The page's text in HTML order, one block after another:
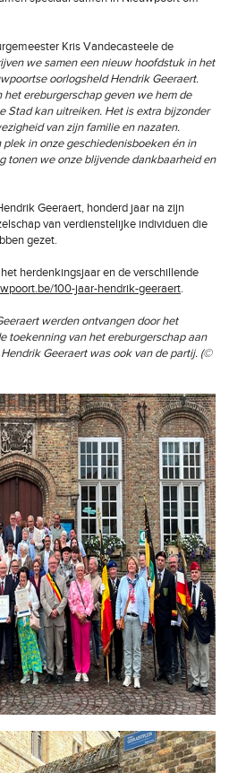
Kris Vandecasteele de
we samen een nieuw hoofdstuk in het
oorlogsheld Hendrik Geeraert.
ereburgerschap geven we hem de
Stad kan uitreiken. Het is extra bijzonder
van zijn familie en nazaten.
in onze geschiedenisboeken én in
tonen we onze blijvende dankbaarheid en
Geeraert, honderd jaar na zijn
van verdienstelijke individuen die
gezet.
herdenkingsjaar en de verschillende
100-jaar-hendrik-geeraert.
werden ontvangen door het
toekenning van het ereburgerschap aan
Geeraert was ook van de partij. (©